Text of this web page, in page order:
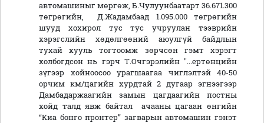
автомашиныг мөргөж, Б.Чулуунбаатарт 36.671.300
төгрөгийн, Д.Жадамбаад 1.095.000 төгрөгийн
шууд хохирол тус тус учруулан тээврийн
хэрэгслийн хөдөлгөөний аюулгүй байдлын
тухай хууль тогтоомж зөрчсөн гэмт хэрэгт
холбогдсон нь гэрч Т.Очгэрэлийн "...ертөнцийн
зүгээр хойноосоо урагшаагаа чиглэлтэй 40-50
орчим км/цагийн хурдтай 2 дугаар эгнээгээр
Дамбадаржаагийн замын цагдаагийн постны
хойд талд явж байтал ачааны цагаан өнгийн
“Киа бонго пронтер” загварын автомашин гэнэт